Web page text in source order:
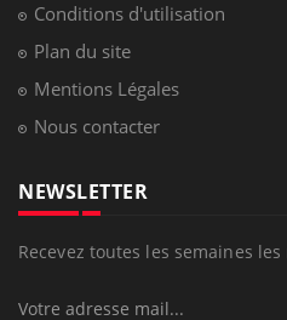
Conditions d'utilisation
Plan du site
Mentions Légales
Nous contacter
NEWSLETTER
Recevez toutes les semaines